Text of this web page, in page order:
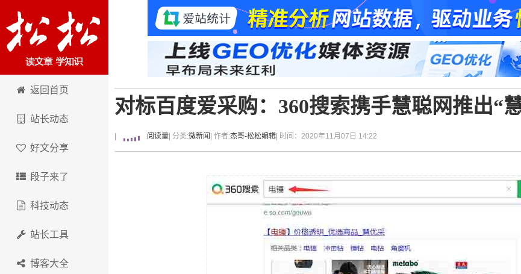
卢松松博客
返回首页
站长动态
好文分享
段子来了
科技动态
站长工具
博客大全
对标百度爱采购：360搜索携手慧聪网推出“
阅读量 | 分类:微新闻 | 作者:杰哥-松松编辑 | 时间：2020年11月07日 14:22